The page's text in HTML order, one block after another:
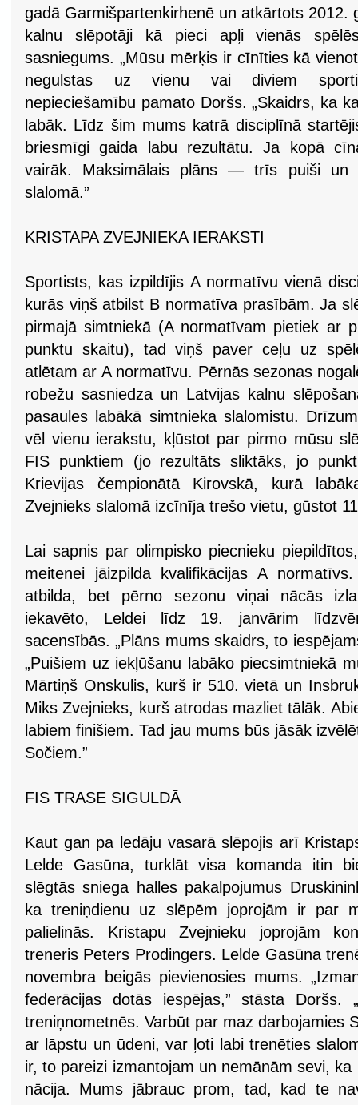
gadā Garmišpartenkirhenē un atkārtots 2012.
kalnu slēpotāji kā pieci apļi vienās
sasniegums. „Mūsu mērķis ir cīnīties kā
negulstas uz vienu vai diviem
nepieciešamību pamato Doršs. „Skaidrs, ka
labāk. Līdz šim mums katrā disciplīnā
briesmīgi gaida labu rezultātu. Ja kopā
vairāk. Maksimālais plāns — trīs puiši un
slalomā.”
KRISTAPA ZVEJNIEKA IERAKSTI
Sportists, kas izpildījis A normatīvu vienā
kurās viņš atbilst B normatīva prasībām. Ja
pirmajā simtniekā (A normatīvam pietiek ar
punktu skaitu), tad viņš paver ceļu uz
atlētam ar A normatīvu. Pērnās sezonas
robežu sasniedza un Latvijas kalnu
pasaules labākā simtnieka slalomistu.
vēl vienu ierakstu, kļūstot par pirmo mūsu
FIS punktiem (jo rezultāts sliktāks, jo
Krievijas čempionātā Kirovskā, kurā
Zvejnieks slalomā izcīnīja trešo vietu, gūstot
Lai sapnis par olimpisko piecnieku
meitenei jāizpilda kvalifikācijas A
atbilda, bet pērno sezonu viņai nācās
iekavēto, Leldei līdz 19. janvārim
sacensībās. „Plāns mums skaidrs, to
„Puišiem uz iekļūšanu labāko piecsimtniekā
Mārtiņš Onskulis, kurš ir 510. vietā un
Miks Zvejnieks, kurš atrodas mazliet tālāk.
labiem finišiem. Tad jau mums būs jāsāk
Sočiem.”
FIS TRASE SIGULDĀ
Kaut gan pa ledāju vasarā slēpojis arī
Lelde Gasūna, turklāt visa komanda itin
slēgtās sniega halles pakalpojumus
ka treniņdienu uz slēpēm joprojām ir par
palielinās. Kristapu Zvejnieku joprojām
treneris Peters Prodingers. Lelde Gasūna
novembra beigās pievienosies mums.
federācijas dotās iespējas,” stāsta Doršs.
treniņnometnēs. Varbūt par maz darbojamies
ar lāpstu un ūdeni, var ļoti labi trenēties
ir, to pareizi izmantojam un nemānām sevi,
nācija. Mums jābrauc prom, tad, kad te